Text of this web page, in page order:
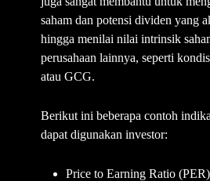
saham dan potensi dividen yang
hingga menilai nilai intrinsik
perusahaan lainnya, seperti
atau GCG.
Berikut ini beberapa contoh
dapat digunakan investor:
Price to Earning Ratio (PER)